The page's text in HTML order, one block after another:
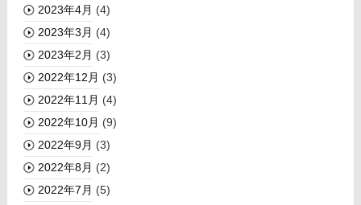
2023年4月 (4)
2023年3月 (4)
2023年2月 (3)
2022年12月 (3)
2022年11月 (4)
2022年10月 (9)
2022年9月 (3)
2022年8月 (2)
2022年7月 (5)